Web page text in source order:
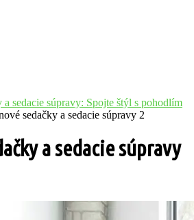
sedacie súpravy: Spojte štýl s pohodlím
sedačky a sedacie súpravy 2
a sedacie súpravy